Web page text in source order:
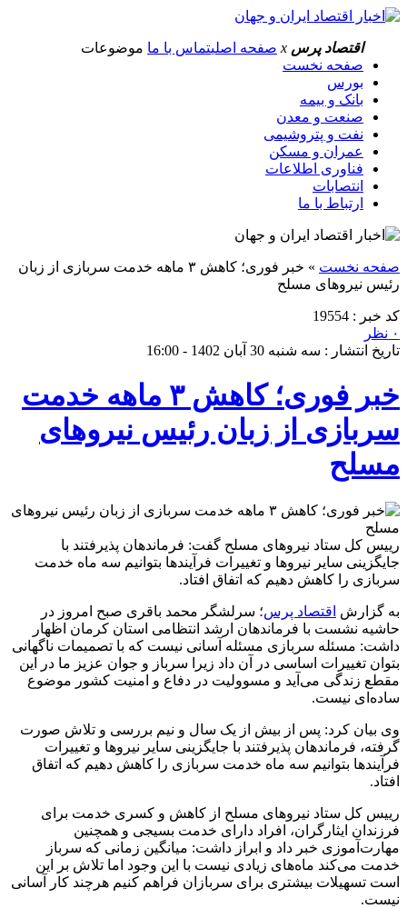
اقتصاد پرس x صفحه اصلیتماس با ما موضوعات
صفحه نخست
بورس
بانک و بیمه
صنعت و معدن
نفت و پتروشیمی
عمران و مسکن
فناوری اطلاعات
انتصابات
ارتباط با ما
صفحه نخست »
خبر فوری؛ کاهش ۳ ماهه خدمت سربازی از زبان
رئیس نیروهای مسلح
کد خبر : 19554
۰ نظر
تاریخ انتشار : سه شنبه 30 آبان 1402 - 16:00
خبر فوری؛ کاهش ۳ ماهه خدمت
سربازی از زبان رئیس نیروهای
مسلح
رییس کل ستاد نیروهای مسلح گفت: فرماندهان پذیرفتند با
جایگزینی سایر نیروها و تغییرات فرآیندها بتوانیم سه ماه خدمت
سربازی را کاهش دهیم که اتفاق افتاد.
به گزارش اقتصاد پرس؛ سرلشگر محمد باقری صبح امروز در
حاشیه نشست با فرماندهان ارشد انتظامی استان کرمان اظهار
داشت: مسئله سربازی مسئله آسانی نیست که با تصمیمات ناگهانی
بتوان تغییرات اساسی در آن داد زیرا سرباز و جوان عزیز ما در این
مقطع زندگی می‌آید و مسوولیت در دفاع و امنیت کشور موضوع
ساده‌ای نیست.
وی بیان کرد: پس از بیش از یک سال و نیم بررسی و تلاش صورت
گرفته، فرماندهان پذیرفتند با جایگزینی سایر نیروها و تغییرات
فرآیندها بتوانیم سه ماه خدمت سربازی را کاهش دهیم که اتفاق
افتاد.
رییس کل ستاد نیروهای مسلح از کاهش و کسری خدمت برای
فرزندان ایثارگران، افراد دارای خدمت بسیجی و همچنین
مهارت‌آموزی خبر داد و ابراز داشت: میانگین زمانی که سرباز
خدمت می‌کند ماه‌های زیادی نیست با این وجود اما تلاش بر این
است تسهیلات بیشتری برای سربازان فراهم کنیم هرچند کار آسانی
نیست.